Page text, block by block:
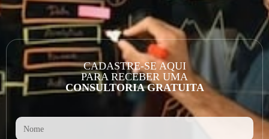
CADASTRE-SE AQUI
PARA RECEBER UMA
CONSULTORIA GRATUITA